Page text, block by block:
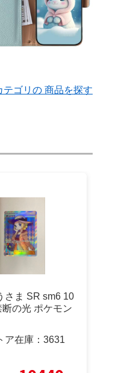
テゴリの 商品を探す
さま SR sm6 10
の光 ポケモン
ア在庫： 3631